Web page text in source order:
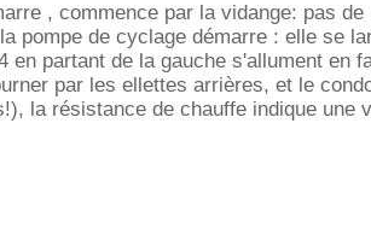
, commence par la vidange: pas de
pompe de cyclage démarre : elle se
en partant de la gauche s'allument en
par les ellettes arrières, et le
la résistance de chauffe indique une